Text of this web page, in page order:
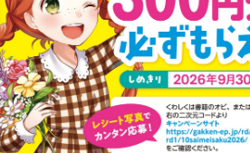
幼稚園・保育園
小学校
科学・プログラミング
教育・学習
絵本・読み聞かせ
住まい
ファッション・美容
行事・イベント
トラブル
こそだてマンガ